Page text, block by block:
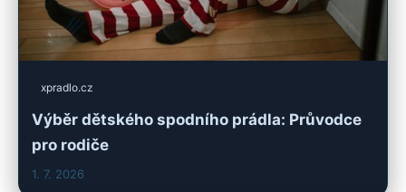
xpradlo.cz
Výběr dětského spodního prádla: Průvodce
pro rodiče
1. 7. 2026